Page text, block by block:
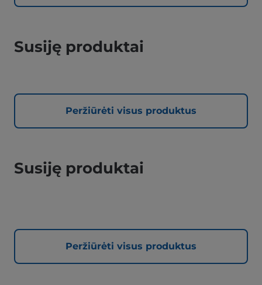
Susiję produktai
Peržiūrėti visus produktus
Susiję produktai
Peržiūrėti visus produktus